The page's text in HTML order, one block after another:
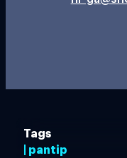
Tags
| pantip